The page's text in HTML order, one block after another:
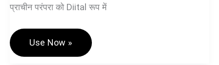
प्राचीन परंपरा को Diital रूप में
Baby
Generator
Use Now »